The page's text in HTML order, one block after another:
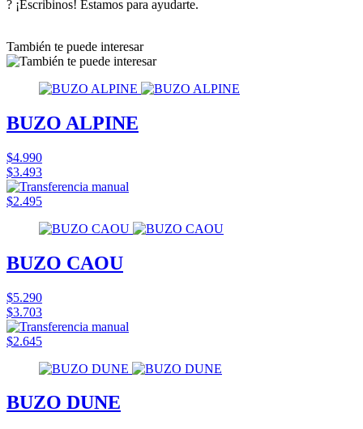
? ¡Escribinos! Estamos para ayudarte.
También te puede interesar
BUZO ALPINE
$4.990
$3.493
$2.495
BUZO CAOU
$5.290
$3.703
$2.645
BUZO DUNE